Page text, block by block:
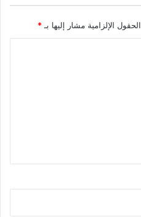
الحقول الإلزامية مشار إليها بـ *